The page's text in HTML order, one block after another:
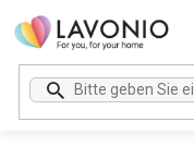
Zum
Inhalt
springen